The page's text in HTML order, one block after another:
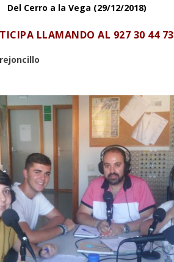
Del Cerro a la Vega (29/12/2018)
LLAMANDO AL 927 30 44 73